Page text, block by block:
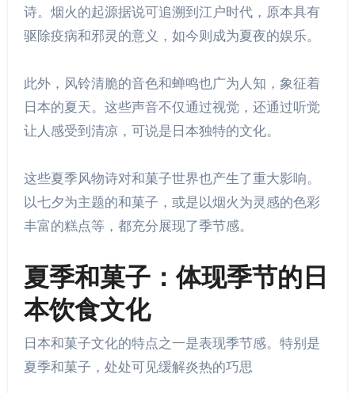
诗。烟火的起源据说可追溯到江户时代，原本具有
驱除疫病和邪灵的意义，如今则成为夏夜的娱乐。
此外，风铃清脆的音色和蝉鸣也广为人知，象征着
日本的夏天。这些声音不仅通过视觉，还通过听觉
让人感受到清凉，可说是日本独特的文化。
这些夏季风物诗对和菓子世界也产生了重大影响。
以七夕为主题的和菓子，或是以烟火为灵感的色彩
丰富的糕点等，都充分展现了季节感。
夏季和菓子：体现季节的日
本饮食文化
日本和菓子文化的特点之一是表现季节感。特别是
夏季和菓子，处处可见缓解炎热的巧思